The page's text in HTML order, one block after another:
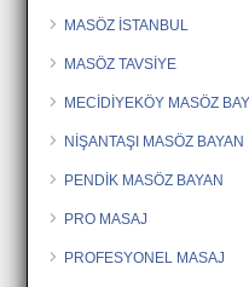
MASÖZ İSTANBUL
MASÖZ TAVSİYE
MECİDİYEKÖY MASÖZ
NİŞANTAŞI MASÖZ BAYAN
PENDİK MASÖZ BAYAN
PRO MASAJ
PROFESYONEL MASAJ